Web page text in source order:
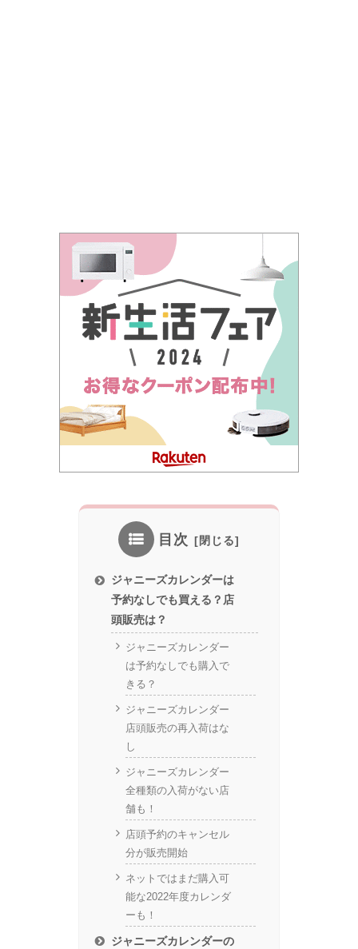
目次
ジャニーズカレンダーは
予約なしでも買える？店
頭販売は？
ジャニーズカレンダー
は予約なしでも購入で
きる？
ジャニーズカレンダー
店頭販売の再入荷はな
し
ジャニーズカレンダー
全種類の入荷がない店
舗も！
店頭予約のキャンセル
分が販売開始
ネットではまだ購入可
能な2022年度カレンダ
ーも！
ジャニーズカレンダーの